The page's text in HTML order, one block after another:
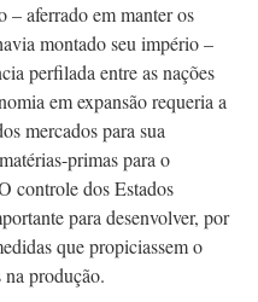
– aferrado em manter os
montado seu império –
perfilada entre as nações
em expansão requeria a
mercados para sua
primas para o
controle dos Estados
para desenvolver, por
que propiciassem o
na produção.